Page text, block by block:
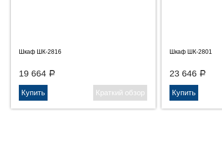
Шкаф ШК-2816
19 664 Р
Шкаф ШК-2801
23 646 Р